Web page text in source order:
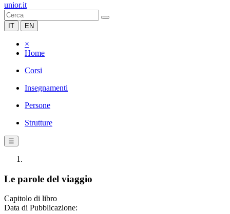
unior.it
IT EN
×
Home
Corsi
Insegnamenti
Persone
Strutture
☰
Le parole del viaggio
Capitolo di libro
Data di Pubblicazione: